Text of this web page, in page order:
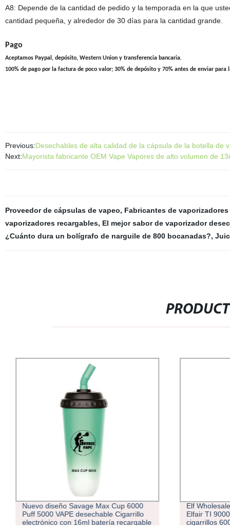
A8: Depende de la cantidad de pedido y la temporada en la que
cantidad pequeña, y alrededor de 30 días para la cantidad grande.
Pago
Aceptamos Paypal, depósito, Western Union y transferencia bancaria.
100% de pago por la factura de poco valor; 30% de depósito y 70% antes de enviar para
Previous:Desechables de alta calidad de la cápsula de la botella de
Next:Mayorista fabricante OEM Vape Vapores de alto volumen de
Proveedor de cápsulas de vapeo, Fabricantes de
vaporizadores recargables, El mejor sabor de vaporizador
¿Cuánto dura un bolígrafo de narguile de 800 bocanadas?,
Nuevo diseño Savage Max Cup 6000
Puff 5000 VAPE desechable Cigarrillo
electrónico con 16ml batería recargable
Elf
Elfair TI
cigarrillos